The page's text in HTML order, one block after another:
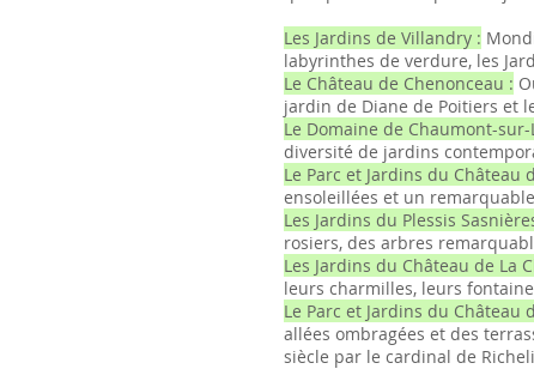
Les Jardins de Villandry :
labyrinthes de verdure, les
Le Château de Chenonceau :
jardin de Diane de Poitiers et
Le Domaine de Chaumont-sur-
diversité de jardins
Le Parc et Jardins du Château
ensoleillées et un
Les Jardins du Plessis
rosiers, des arbres
Les Jardins du Château de La
leurs charmilles, leurs
Le Parc et Jardins du Château
allées ombragées et des
siècle par le cardinal de